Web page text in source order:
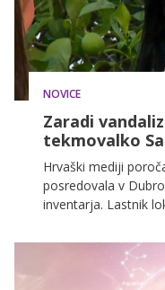
NOVICE
Zaradi
tekmovalko
Hrvaški mediji
posredovala v
inventarja. Lastnik
moški Hrvaške in